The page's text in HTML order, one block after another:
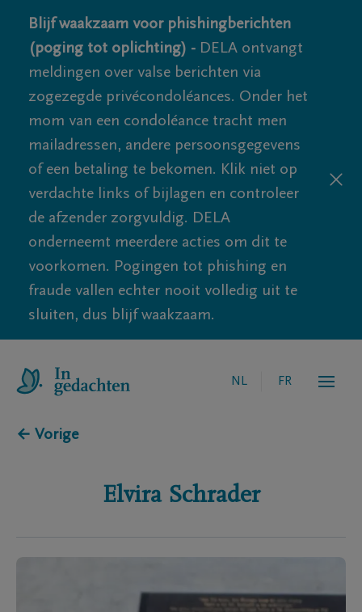
Blijf waakzaam voor phishingberichten
(poging tot oplichting) - DELA ontvangt
meldingen over valse berichten via
zogezegde privécondoléances. Onder het
mom van een condoléance tracht men
mailadressen, andere persoonsgegevens
of een betaling te bekomen. Klik niet op
verdachte links of bijlagen en controleer
de afzender zorgvuldig. DELA
onderneemt meerdere acties om dit te
voorkomen. Pogingen tot phishing en
fraude vallen echter nooit volledig uit te
sluiten, dus blijf waakzaam.
NL FR
← Vorige
Elvira Schrader